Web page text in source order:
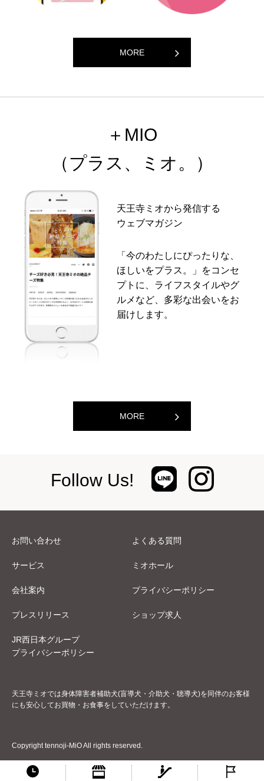
MORE
＋MIO
（プラス、ミオ。）
天王寺ミオから発信する
ウェブマガジン
「今のわたしにぴったりな、
ほしいをプラス。」をコンセ
プトに、ライフスタイルやグ
ルメなど、多彩な出会いをお
届けします。
MORE
Follow Us!
お問い合わせ よくある質問
サービス ミオホール
会社案内 プライバシーポリシー
プレスリリース ショップ求人
JR西日本グループ
プライバシーポリシー
天王寺ミオでは身体障害者補助犬(盲導犬・介助犬・聴導犬)を同伴のお客様
にも安心してお買物・お食事をしていただけます。
Copyright tennoji-MiO All rights reserved.